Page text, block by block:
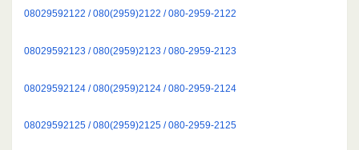
08029592122 / 080(2959)2122 / 080-2959-2122
08029592123 / 080(2959)2123 / 080-2959-2123
08029592124 / 080(2959)2124 / 080-2959-2124
08029592125 / 080(2959)2125 / 080-2959-2125